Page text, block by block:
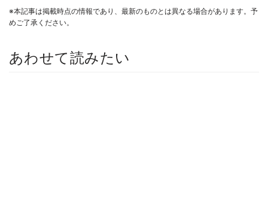
※本記事は掲載時点の情報であり、最新のものとは異なる場合があります。予
めご了承ください。
あわせて読みたい